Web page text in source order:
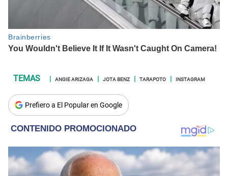
ANGIE ARIZAGA JOTA BENZ TARAPOTO INSTAGRAM
Prefiero a El Popular en Google